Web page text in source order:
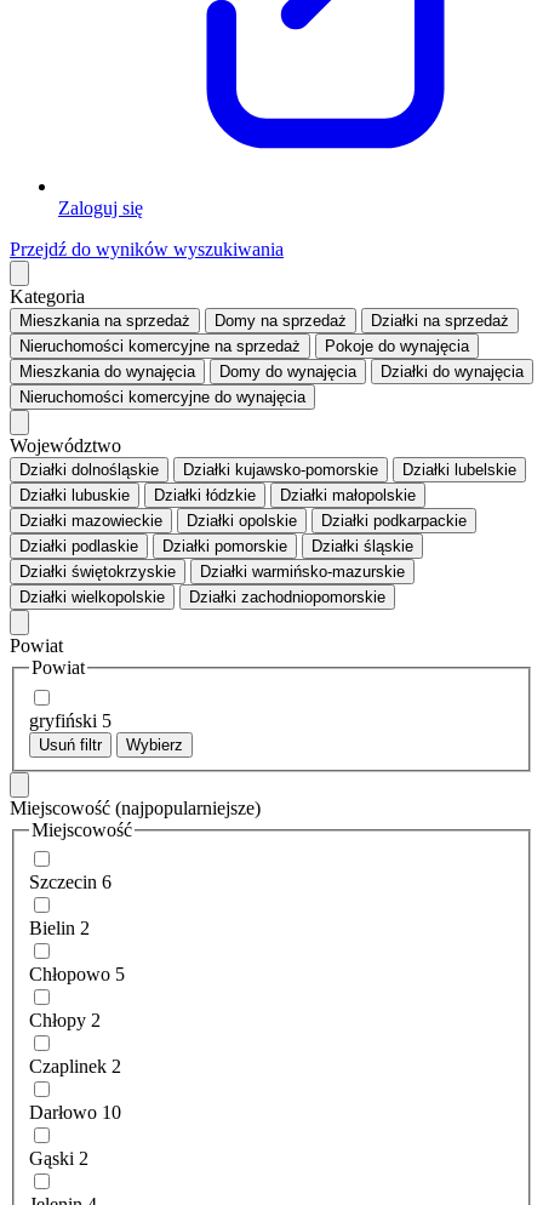
Zaloguj się
Przejdź do wyników wyszukiwania
Kategoria
Mieszkaniana sprzedaż Domy na sprzedaż Działki na sprzedaż
Nieruchomości komercyjne na sprzedaż Pokoje do wynajęcia
Mieszkaniado wynajęcia Domy do wynajęcia Działki do wynajęcia
Nieruchomości komercyjne do wynajęcia
Województwo
Działki dolnośląskie Działki kujawsko-pomorskie
Działki lubelskie
Działki lubuskie
Działki łódzkie
Działki małopolskie
Działki mazowieckie
Działki opolskie
Działki podkarpackie
Działki podlaskie
Działki pomorskie
Działki śląskie
Działki świętokrzyskie
Działki warmińsko-mazurskie
Działki wielkopolskie
Działki zachodniopomorskie
Powiat
Powiat
gryfiński 5
Usuń filtr Wybierz
Miejscowość (najpopularniejsze)
Miejscowość
Szczecin 6
Bielin 2
Chłopowo 5
Chłopy 2
Czaplinek 2
Darłowo 10
Gąski 2